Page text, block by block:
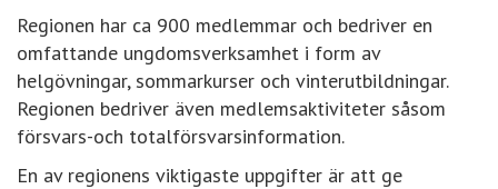
Regionen har ca 900 medlemmar och bedriver en
omfattande ungdomsverksamhet i form av
helgövningar, sommarkurser och vinterutbildningar.
Regionen bedriver även medlemsaktiviteter såsom
försvars-och totalförsvarsinformation.
En av regionens viktigaste uppgifter är att ge